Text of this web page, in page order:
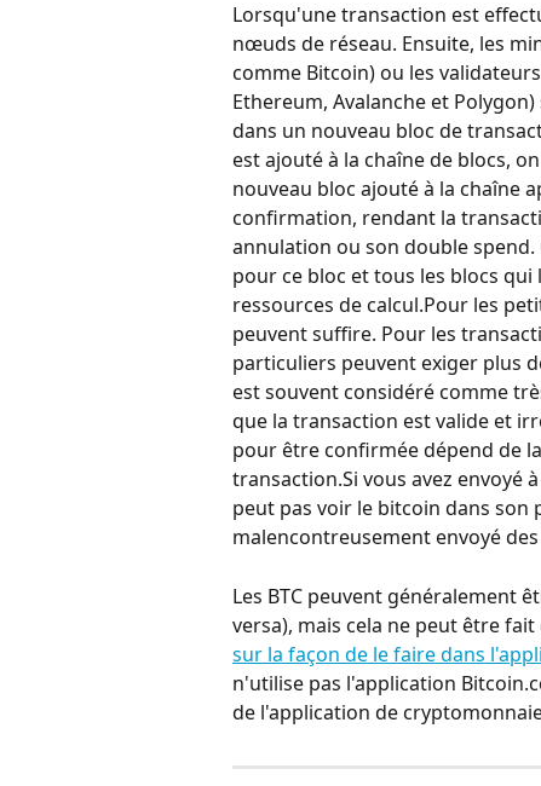
Lorsqu'une transaction est
nœuds de réseau. Ensuite, les
comme Bitcoin) ou les
Ethereum, Avalanche et
dans un nouveau bloc de
est ajouté à la chaîne de blocs,
nouveau bloc ajouté à la chaîne
confirmation, rendant la
annulation ou son double
pour ce bloc et tous les blocs
ressources de calcul.Pour les
peuvent suffire. Pour les
particuliers peuvent exiger plus
est souvent considéré comme
que la transaction est valide et
pour être confirmée dépend de
transaction.Si vous avez envoyé
peut pas voir le bitcoin dans son
malencontreusement envoyé des
Les BTC peuvent généralement
versa), mais cela ne peut être
sur la façon de le faire dans
n'utilise pas l'application
de l'application de